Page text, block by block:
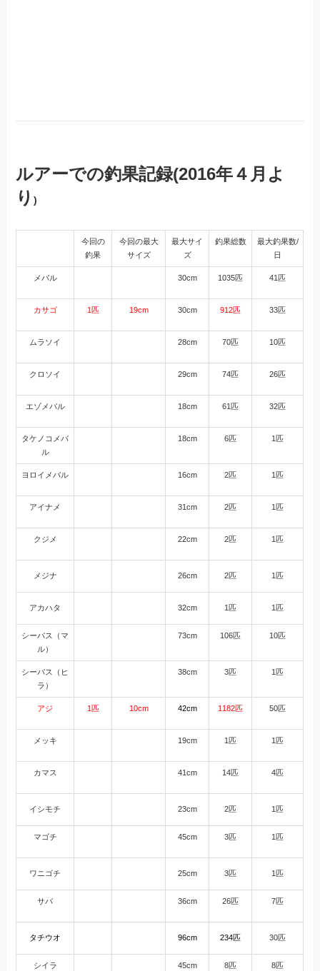
ルアーでの釣果記録(2016年４月よ
り)
今回の
釣果
今回の最大
サイズ
最大サイ
ズ
釣果総数
最大釣果数/
日
メバル 30cm 1035匹 41匹
カサゴ 1匹 19cm 30cm 912匹 33匹
ムラソイ 28cm 70匹 10匹
クロソイ 29cm 74匹 26匹
エゾメバル 18cm 61匹 32匹
タケノコメバ
ル
18cm 6匹 1匹
ヨロイメバル 16cm 2匹 1匹
アイナメ 31cm 2匹 1匹
クジメ 22cm 2匹 1匹
メジナ 26cm 2匹 1匹
アカハタ 32cm 1匹 1匹
シーバス（マ
ル）
73cm 106匹 10匹
シーバス（ヒ
ラ）
38cm 3匹 1匹
アジ 1匹 10cm 42cm 1182匹 50匹
メッキ 19cm 1匹 1匹
カマス 41cm 14匹 4匹
イシモチ 23cm 2匹 1匹
マゴチ 45cm 3匹 1匹
ワニゴチ 25cm 3匹 1匹
サバ 36cm 26匹 7匹
タチウオ 96cm 234匹 30匹
シイラ 45cm 8匹 8匹